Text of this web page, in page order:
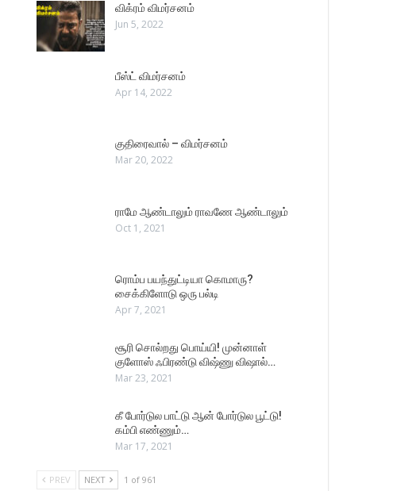
விக்ரம் விமர்சனம்
Jun 5, 2022
பீஸ்ட் விமர்சனம்
Apr 14, 2022
குதிரைவால் – விமர்சனம்
Mar 20, 2022
ராமே ஆண்டாலும் ராவணே ஆண்டாலும்
Oct 1, 2021
ரொம்ப பயந்துட்டியா கொமாரு?
சைக்கிளோடு ஒரு பல்டி
Apr 7, 2021
சூரி சொல்றது பொய்யி! முன்னாள்
குளோஸ் ஃபிரண்டு விஷ்ணு விஷால்…
Mar 23, 2021
கீ போர்டுல பாட்டு ஆன் போர்டுல பூட்டு!
கம்பி எண்ணும்…
Mar 17, 2021
PREV NEXT 1 of 961